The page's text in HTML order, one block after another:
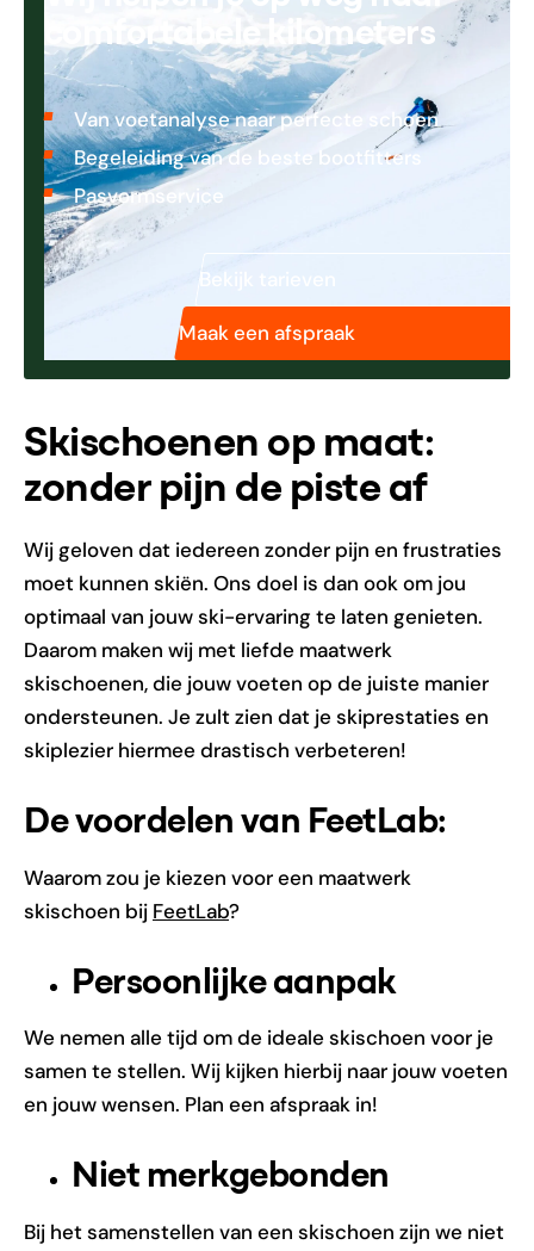
comfortabele kilometers
Van voetanalyse naar perfecte schoen
Begeleiding van de beste bootfitters
Pasvormservice
Bekijk tarieven
Maak een afspraak
Skischoenen op maat:
zonder pijn de piste af
Wij geloven dat iedereen zonder pijn en frustraties
moet kunnen skiën. Ons doel is dan ook om jou
optimaal van jouw ski-ervaring te laten genieten.
Daarom maken wij met liefde maatwerk
skischoenen, die jouw voeten op de juiste manier
ondersteunen. Je zult zien dat je skiprestaties en
skiplezier hiermee drastisch verbeteren!
De voordelen van FeetLab:
Waarom zou je kiezen voor een maatwerk
skischoen bij FeetLab?
Persoonlijke aanpak
We nemen alle tijd om de ideale skischoen voor je
samen te stellen. Wij kijken hierbij naar jouw voeten
en jouw wensen. Plan een afspraak in!
Niet merkgebonden
Bij het samenstellen van een skischoen zijn we niet